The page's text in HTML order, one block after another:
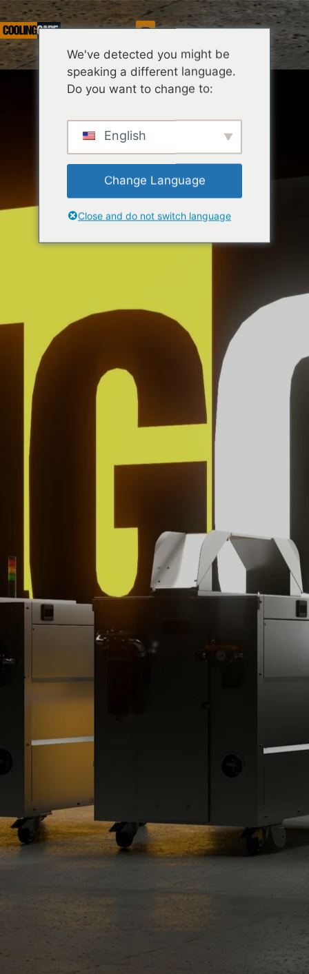
Servicio
We've detected you might be
speaking a different language.
Do you want to change to:
English
Change Language
Close and do not switch language